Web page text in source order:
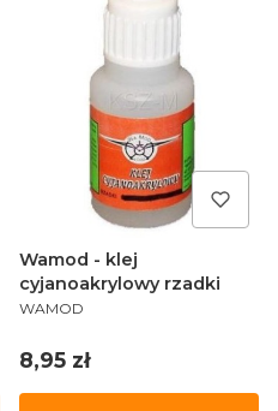
Wamod - klej
cyjanoakrylowy rzadki
PRODUCENT
WAMOD
Cena
8,95 zł